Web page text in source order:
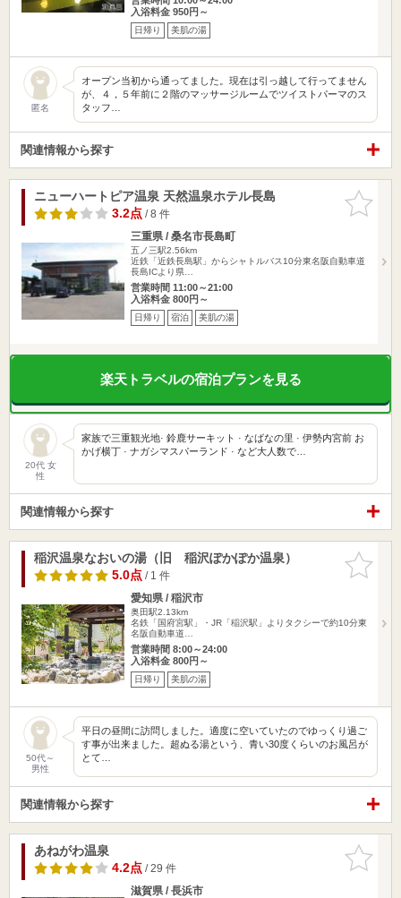
入浴料金 950円～
日帰り 美肌の湯
匿名
オープン当初から通ってました。現在は引っ越して行ってません
が、４，５年前に２階のマッサージルームでツイストパーマのス
タッフ…
関連情報から探す
お気に入
りに追加
ニューハートピア温泉 天然温泉ホテル長島
3.2点/ 8 件
三重県 / 桑名市長島町
五ノ三駅2.56km
近鉄「近鉄長島駅」からシャトルバス10分東名阪自動車道
長島ICより県…
営業時間 11:00～21:00
入浴料金 800円～
日帰り 宿泊 美肌の湯
楽天トラベルの宿泊プランを見る
20代 女
性
家族で三重観光地· 鈴鹿サーキット · なばなの里 · 伊勢内宮前 お
かげ横丁 · ナガシマスパーランド · など大人数で…
関連情報から探す
お気に入
りに追加
稲沢温泉なおいの湯（旧 稲沢ぽかぽか温泉）
5.0点/ 1 件
愛知県 / 稲沢市
奥田駅2.13km
名鉄「国府宮駅」・JR「稲沢駅」よりタクシーで約10分東
名阪自動車道…
営業時間 8:00～24:00
入浴料金 800円～
日帰り 美肌の湯
50代～
男性
平日の昼間に訪問しました。適度に空いていたのでゆっくり過ご
す事が出来ました。超ぬる湯という、青い30度くらいのお風呂が
とて…
関連情報から探す
お気に入
りに追加
あねがわ温泉
4.2点/ 29 件
滋賀県 / 長浜市